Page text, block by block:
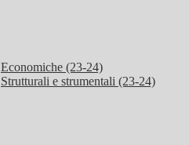
Economiche (23-24)
Strutturali e strumentali (23-24)